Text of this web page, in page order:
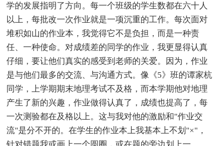
学的发展指明了方向。每一个班级的学生数都在六十人
以上，每批改一次作业就是一项沉重的工作。每次面对
堆积如山的作业本，我觉得它不是负担，而是一种责
任、一种使命。对成绩差的同学的作业，我更显得认真
仔细，要让他们真实的感受到老师的关爱。因为，作业
是与他们最多的交流、与沟通方式。像《5》班的谭家杭
同学，上学期期末地理考试不及格，而本学期他对地理
产生了新的兴趣，作业做得认真了，成绩也提高了，每
一次测验都在及格以上。这与我对他的激励和"作业交
流"是分不开的。在学生的作业本上我基本上不划"×"，